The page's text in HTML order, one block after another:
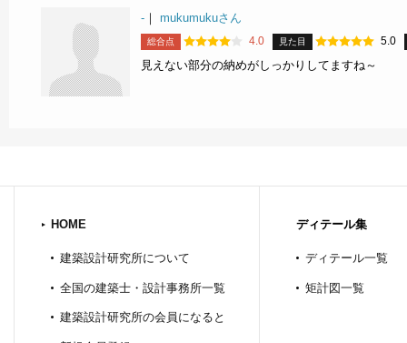
- ｜ mukumukuさん
総合点 4.0 見た目 5.0
見えない部分の納めがしっかりしてますね～
HOME
建築設計研究所について
全国の建築士・設計事務所一覧
建築設計研究所の会員になると
ディテール集
ディテール一覧
矩計図一覧